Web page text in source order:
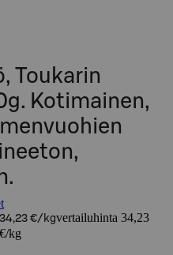
Toukarin
Kotimainen,
34,23 €/kgvertailuhinta 34,23
€/kg